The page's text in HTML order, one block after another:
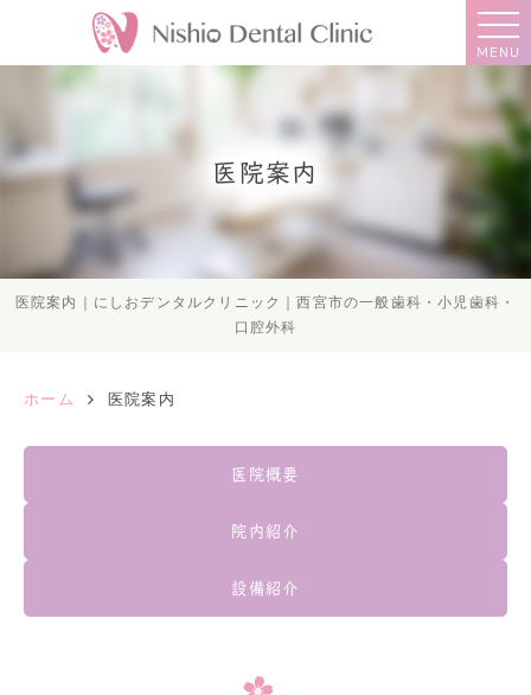
MENU
医院案内
医院案内｜にしおデンタルクリニック｜西宮市の一般歯科・小児歯科・
口腔外科
ホーム 医院案内
医院概要
院内紹介
設備紹介